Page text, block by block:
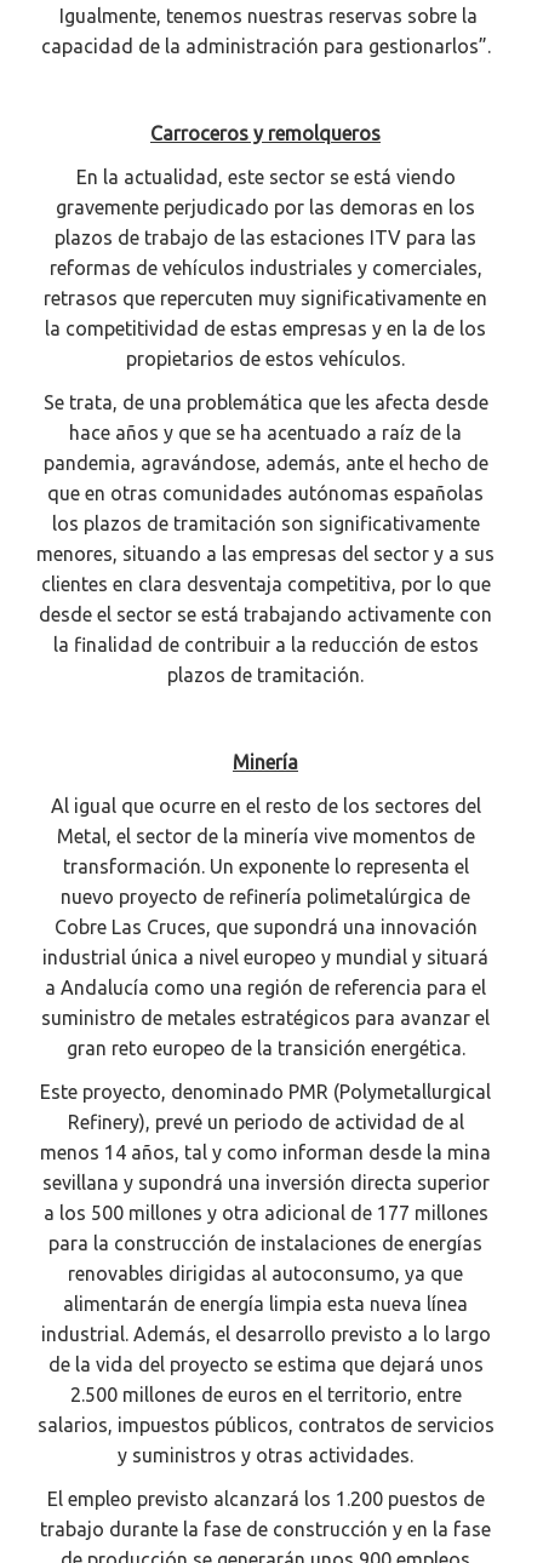
Igualmente, tenemos nuestras reservas sobre la
capacidad de la administración para gestionarlos”.
Carroceros y remolqueros
En la actualidad, este sector se está viendo
gravemente perjudicado por las demoras en los
plazos de trabajo de las estaciones ITV para las
reformas de vehículos industriales y comerciales,
retrasos que repercuten muy significativamente en
la competitividad de estas empresas y en la de los
propietarios de estos vehículos.
Se trata, de una problemática que les afecta desde
hace años y que se ha acentuado a raíz de la
pandemia, agravándose, además, ante el hecho de
que en otras comunidades autónomas españolas
los plazos de tramitación son significativamente
menores, situando a las empresas del sector y a sus
clientes en clara desventaja competitiva, por lo que
desde el sector se está trabajando activamente con
la finalidad de contribuir a la reducción de estos
plazos de tramitación.
Minería
Al igual que ocurre en el resto de los sectores del
Metal, el sector de la minería vive momentos de
transformación. Un exponente lo representa el
nuevo proyecto de refinería polimetalúrgica de
Cobre Las Cruces, que supondrá una innovación
industrial única a nivel europeo y mundial y situará
a Andalucía como una región de referencia para el
suministro de metales estratégicos para avanzar el
gran reto europeo de la transición energética.
Este proyecto, denominado PMR (Polymetallurgical
Refinery), prevé un periodo de actividad de al
menos 14 años, tal y como informan desde la mina
sevillana y supondrá una inversión directa superior
a los 500 millones y otra adicional de 177 millones
para la construcción de instalaciones de energías
renovables dirigidas al autoconsumo, ya que
alimentarán de energía limpia esta nueva línea
industrial. Además, el desarrollo previsto a lo largo
de la vida del proyecto se estima que dejará unos
2.500 millones de euros en el territorio, entre
salarios, impuestos públicos, contratos de servicios
y suministros y otras actividades.
El empleo previsto alcanzará los 1.200 puestos de
trabajo durante la fase de construcción y en la fase